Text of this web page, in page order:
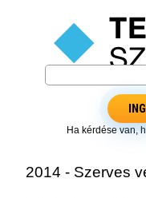
Ha kérdése van,
2014 - Szerves